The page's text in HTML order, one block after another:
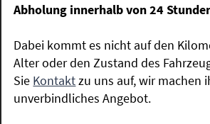
Abholung innerhalb von 24
Dabei kommt es nicht auf den
Alter oder den Zustand des
Sie Kontaktzu uns auf, wir machen
unverbindliches Angebot.